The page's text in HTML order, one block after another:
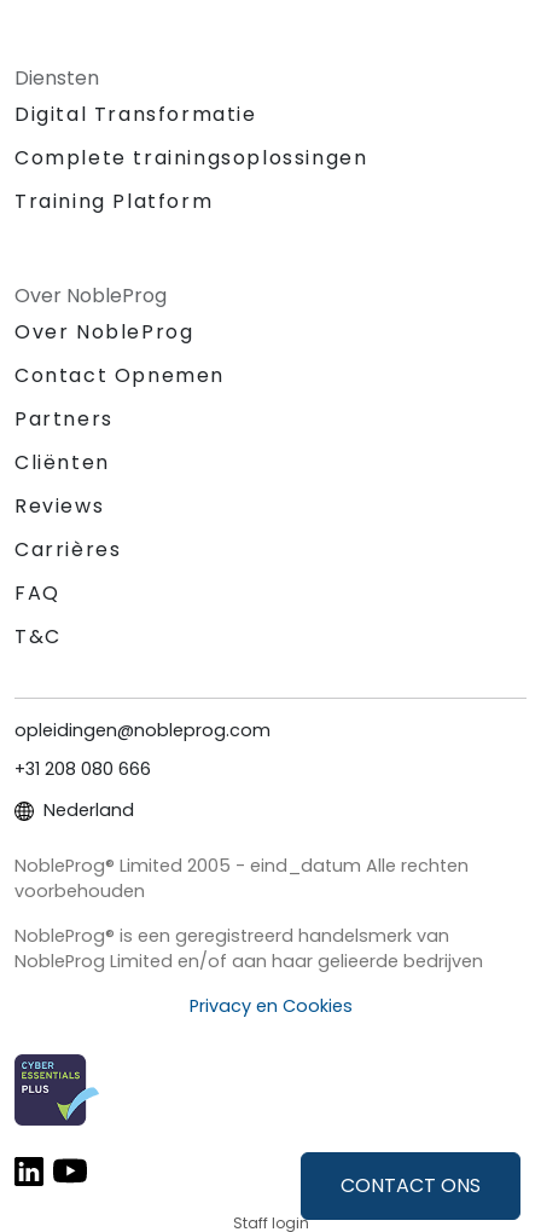
CONTACT ONS
Diensten
Digital Transformatie
Complete trainingsoplossingen
Training Platform
Over NobleProg
Over NobleProg
Contact Opnemen
Partners
Cliënten
Reviews
Carrières
FAQ
T&C
opleidingen@nobleprog.com
+31 208 080 666
Nederland
NobleProg® Limited 2005 - eind_datum Alle rechten
voorbehouden
NobleProg® is een geregistreerd handelsmerk van
NobleProg Limited en/of aan haar gelieerde bedrijven
Privacy en Cookies
Staff login